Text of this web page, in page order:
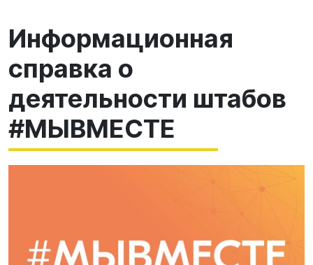
Информационная
справка о
деятельности штабов
#МЫВМЕСТЕ